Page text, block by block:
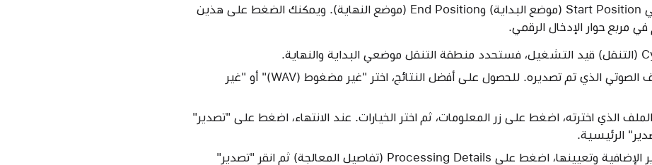
اضبط القيم في حقلي Start Position (موضع البداية) وEnd Position (موضع النهاية). ويمكنك الضغط على هذين
في مربع حوار الإدخال الرقمي.
اختر نوع الملف للملف الصوتي الذي تم تصديره. للحصول على أفضل النتائج، اختر "غير مضغوط (WAV)" أو "غير
الذي اخترته، اضغط على زر المعلومات، ثم اختر الخيارات. عند الانتهاء، اضغط على "تصدير"
الرئيسية.
لإظهار خيارات التصدير الإضافية وتعيينها، اضغط على Processing Details (تفاصيل المعالجة) ثم انقر "تصدير"